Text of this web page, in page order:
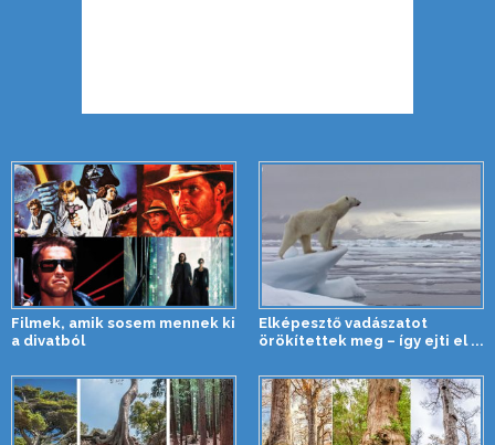
Filmek, amik sosem mennek ki
a divatból
Elképesztő vadászatot
örökítettek meg – így ejti el ...